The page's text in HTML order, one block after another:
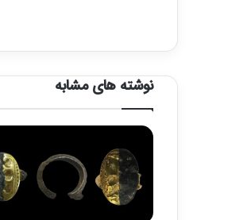
نوشته های مشابه